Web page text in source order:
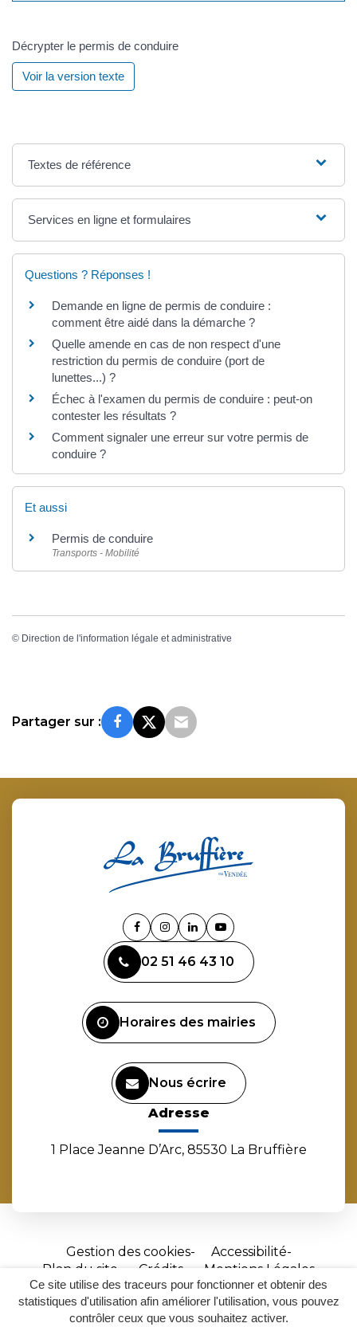
Ce site utilise des traceurs pour fonctionner et obtenir des
statistiques d'utilisation afin améliorer l'utilisation, vous pouvez
contrôler ceux que vous souhaitez activer.
Décrypter le permis de conduire
Voir la version texte
Textes de référence
Services en ligne et formulaires
Questions ? Réponses !
Demande en ligne de permis de conduire :
comment être aidé dans la démarche ?
Quelle amende en cas de non respect d'une
restriction du permis de conduire (port de
lunettes...) ?
Échec à l'examen du permis de conduire : peut-on
contester les résultats ?
Comment signaler une erreur sur votre permis de
conduire ?
Et aussi
Permis de conduire
Transports - Mobilité
© Direction de l'information légale et administrative
Partager sur :
Lien
vers
le
compte
Lien
le
compte
Lien
le
compte
Lien
la
chaîne
02 51 46 43 10
Horaires des mairies
Nous écrire
Adresse
1 Place Jeanne D’Arc, 85530 La Bruffière
Gestion des cookies
Accessibilité
Plan du site
Crédits
Mentions Légales
Site
réalisé